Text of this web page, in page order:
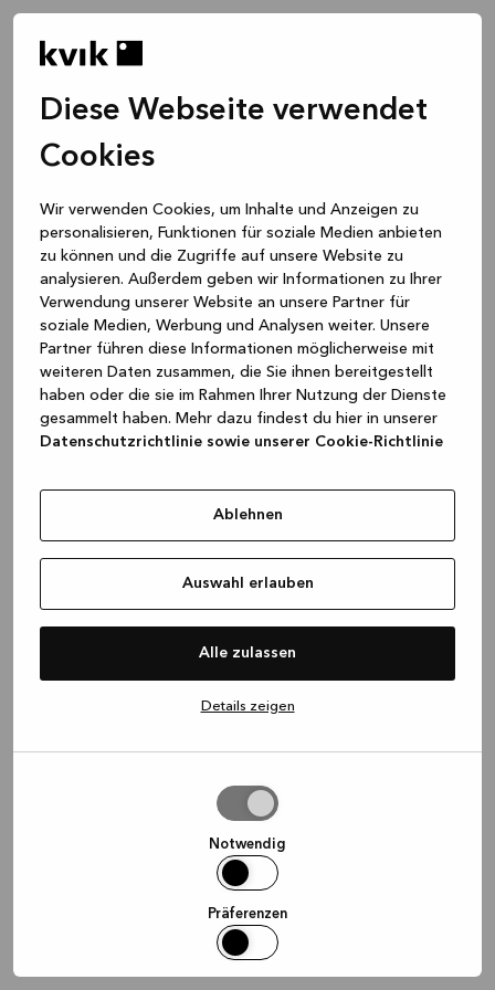
Diese Webseite verwendet
Cookies
Wir verwenden Cookies, um Inhalte und Anzeigen zu
personalisieren, Funktionen für soziale Medien anbieten
zu können und die Zugriffe auf unsere Website zu
analysieren. Außerdem geben wir Informationen zu Ihrer
Verwendung unserer Website an unsere Partner für
soziale Medien, Werbung und Analysen weiter. Unsere
Partner führen diese Informationen möglicherweise mit
weiteren Daten zusammen, die Sie ihnen bereitgestellt
haben oder die sie im Rahmen Ihrer Nutzung der Dienste
gesammelt haben. Mehr dazu findest du hier in unserer
Datenschutzrichtlinie sowie unserer Cookie-Richtlinie
Ablehnen
Auswahl erlauben
Alle zulassen
Details zeigen
Notwendig
Präferenzen
loadingwww.kvik.de (see the browser console for more
information)